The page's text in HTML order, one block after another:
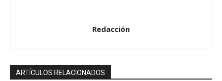
Redacción
ARTÍCULOS RELACIONADOS